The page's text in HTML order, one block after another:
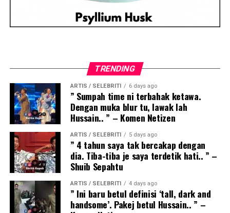
TRENDING
ARTIS / SELEBRITI 6 days ago
” Sumpah time ni terbahak ketawa.
Dengan muka blur tu, lawak lah
Hussain.. ” – Komen Netizen
ARTIS / SELEBRITI 5 days ago
” 4 tahun saya tak bercakap dengan
dia. Tiba-tiba je saya terdetik hati.. ” –
Shuib Sepahtu
ARTIS / SELEBRITI 4 days ago
” Ini baru betul definisi ‘tall, dark and
handsome’. Pakej betul Hussain.. ” –